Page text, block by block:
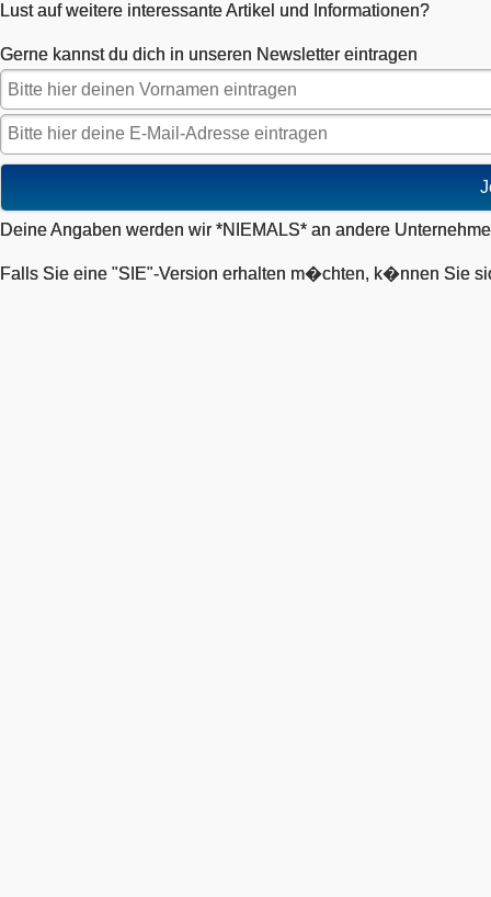
Lust auf weitere interessante Artikel und Informationen?
Gerne kannst du dich in unseren Newsletter eintragen
Deine Angaben werden wir *NIEMALS* an andere
Falls Sie eine "SIE"-Version erhalten m�chten, k�nnen Sie